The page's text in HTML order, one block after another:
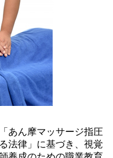
あん摩マッサージ指圧
法律」に基づき、視覚